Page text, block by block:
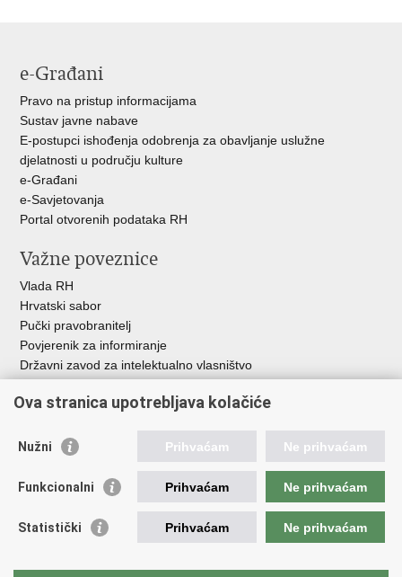
e-Građani
Pravo na pristup informacijama
Sustav javne nabave
E-postupci ishođenja odobrenja za obavljanje uslužne
djelatnosti u području kulture
e-Građani
e-Savjetovanja
Portal otvorenih podataka RH
Važne poveznice
Vlada RH
Hrvatski sabor
Pučki pravobranitelj
Povjerenik za informiranje
Državni zavod za intelektualno vlasništvo
HAKOM
Ostale poveznice
Hrvatski audiovizualni centar
Creative Europe
EU National Institutes for Culture
Ova stranica upotrebljava kolačiće
Nužni Prihvaćam Ne prihvaćam
Funkcionalni Prihvaćam Ne prihvaćam
Statistički Prihvaćam Ne prihvaćam